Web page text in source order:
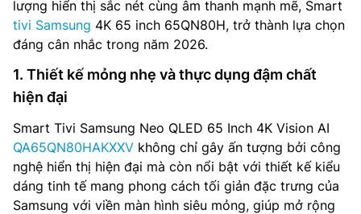
lượng hiển thị sắc nét cùng âm thanh mạnh mẽ, Smart
tivi Samsung 4K 65 inch 65QN80H, trở thành lựa chọn
đáng cân nhắc trong năm 2026.
1. Thiết kế mỏng nhẹ và thực dụng đậm chất
hiện đại
Smart Tivi Samsung Neo QLED 65 Inch 4K Vision AI
QA65QN80HAKXXV không chỉ gây ấn tượng bởi công
nghệ hiển thị hiện đại mà còn nổi bật với thiết kế kiểu
dáng tinh tế mang phong cách tối giản đặc trưng của
Samsung với viền màn hình siêu mỏng, giúp mở rộng